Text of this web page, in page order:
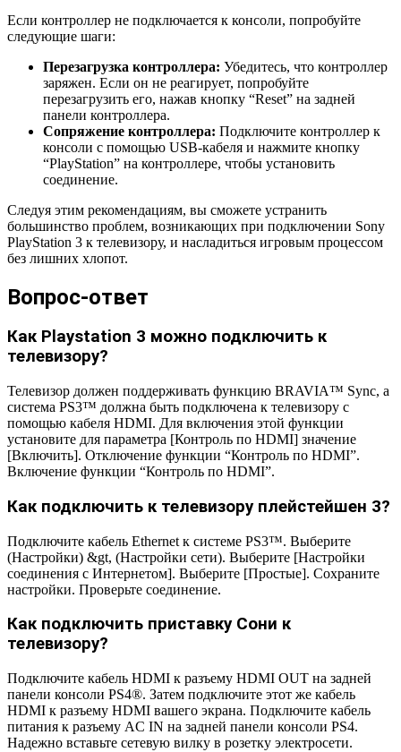
Если контроллер не подключается к консоли, попробуйте
следующие шаги:
Перезагрузка контроллера: Убедитесь, что контроллер
заряжен. Если он не реагирует, попробуйте
перезагрузить его, нажав кнопку “Reset” на задней
панели контроллера.
Сопряжение контроллера: Подключите контроллер к
консоли с помощью USB-кабеля и нажмите кнопку
“PlayStation” на контроллере, чтобы установить
соединение.
Следуя этим рекомендациям, вы сможете устранить
большинство проблем, возникающих при подключении Sony
PlayStation 3 к телевизору, и насладиться игровым процессом
без лишних хлопот.
Вопрос-ответ
Как Playstation 3 можно подключить к
телевизору?
Телевизор должен поддерживать функцию BRAVIA™ Sync, а
система PS3™ должна быть подключена к телевизору с
помощью кабеля HDMI. Для включения этой функции
установите для параметра [Контроль по HDMI] значение
[Включить]. Отключение функции “Контроль по HDMI”.
Включение функции “Контроль по HDMI”.
Как подключить к телевизору плейстейшен 3?
Подключите кабель Ethernet к системе PS3™. Выберите
(Настройки) &gt, (Настройки сети). Выберите [Настройки
соединения с Интернетом]. Выберите [Простые]. Сохраните
настройки. Проверьте соединение.
Как подключить приставку Сони к
телевизору?
Подключите кабель HDMI к разъему HDMI OUT на задней
панели консоли PS4®. Затем подключите этот же кабель
HDMI к разъему HDMI вашего экрана. Подключите кабель
питания к разъему AC IN на задней панели консоли PS4.
Надежно вставьте сетевую вилку в розетку электросети.